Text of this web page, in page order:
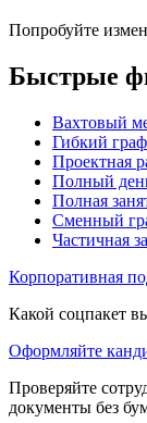
Попробуйте
Быстрые
Вахтовый
Гибкий
Проектная
Полный
Полная
Сменный
Частичная
Корпоративная
Какой соцпакет
Оформляйте
Проверяйте
документы без